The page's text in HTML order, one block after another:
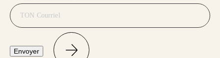
Envoyer